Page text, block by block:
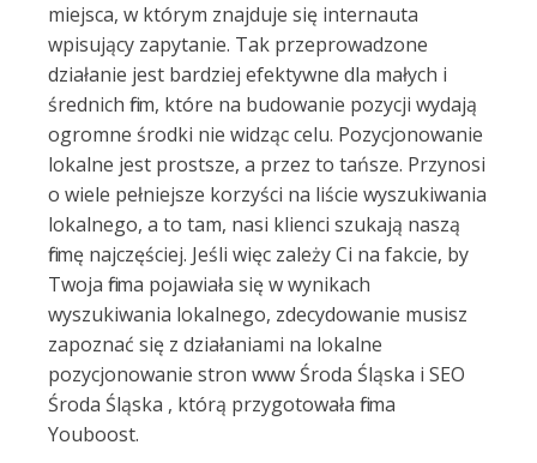
miejsca, w którym znajduje się internauta
wpisujący zapytanie. Tak przeprowadzone
działanie jest bardziej efektywne dla małych i
średnich firm, które na budowanie pozycji wydają
ogromne środki nie widząc celu. Pozycjonowanie
lokalne jest prostsze, a przez to tańsze. Przynosi
o wiele pełniejsze korzyści na liście wyszukiwania
lokalnego, a to tam, nasi klienci szukają naszą
firmę najczęściej. Jeśli więc zależy Ci na fakcie, by
Twoja firma pojawiała się w wynikach
wyszukiwania lokalnego, zdecydowanie musisz
zapoznać się z działaniami na lokalne
pozycjonowanie stron www Środa Śląska i SEO
Środa Śląska , którą przygotowała firma
Youboost.